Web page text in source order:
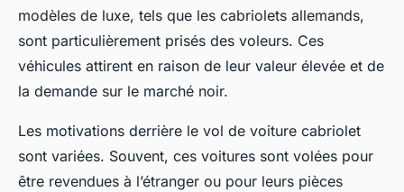
modèles de luxe, tels que les cabriolets allemands,
sont particulièrement prisés des voleurs. Ces
véhicules attirent en raison de leur valeur élevée et de
la demande sur le marché noir.
Les motivations derrière le vol de voiture cabriolet
sont variées. Souvent, ces voitures sont volées pour
être revendues à l’étranger ou pour leurs pièces